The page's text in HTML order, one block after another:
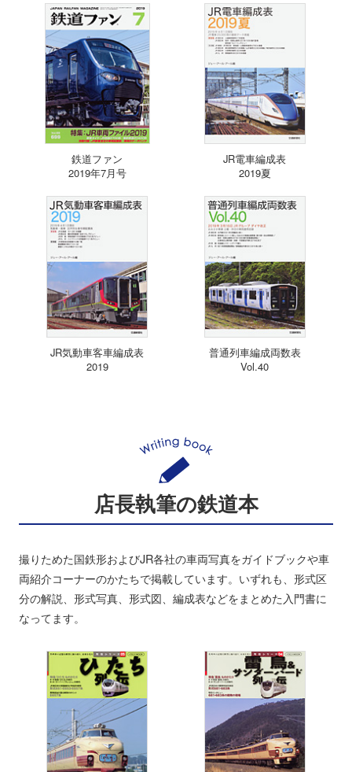
鉄道ファン
2019年7月号
JR電車編成表
2019夏
JR気動車客車編成表
2019
普通列車編成両数表
Vol.40
店長執筆の鉄道本
撮りためた国鉄形およびJR各社の車両写真をガイドブックや車
両紹介コーナーのかたちで掲載しています。いずれも、形式区
分の解説、形式写真、形式図、編成表などをまとめた入門書に
なってます。